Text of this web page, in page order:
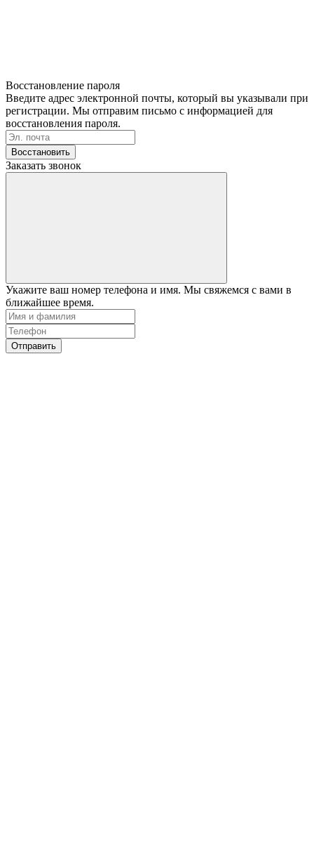
Восстановление пароля
Введите адрес электронной почты, который вы указывали при
регистрации. Мы отправим письмо с информацией для
восстановления пароля.
Восстановить
Заказать звонок
Укажите ваш номер телефона и имя. Мы свяжемся с вами в
ближайшее время.
Отправить